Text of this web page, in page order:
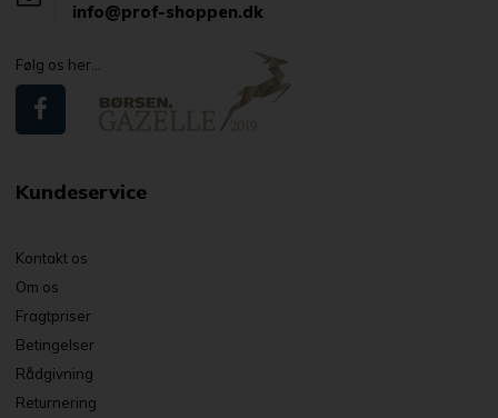
info@prof-shoppen.dk
Følg os her...
Kundeservice
Kontakt os
Om os
Fragtpriser
Betingelser
Rådgivning
Returnering